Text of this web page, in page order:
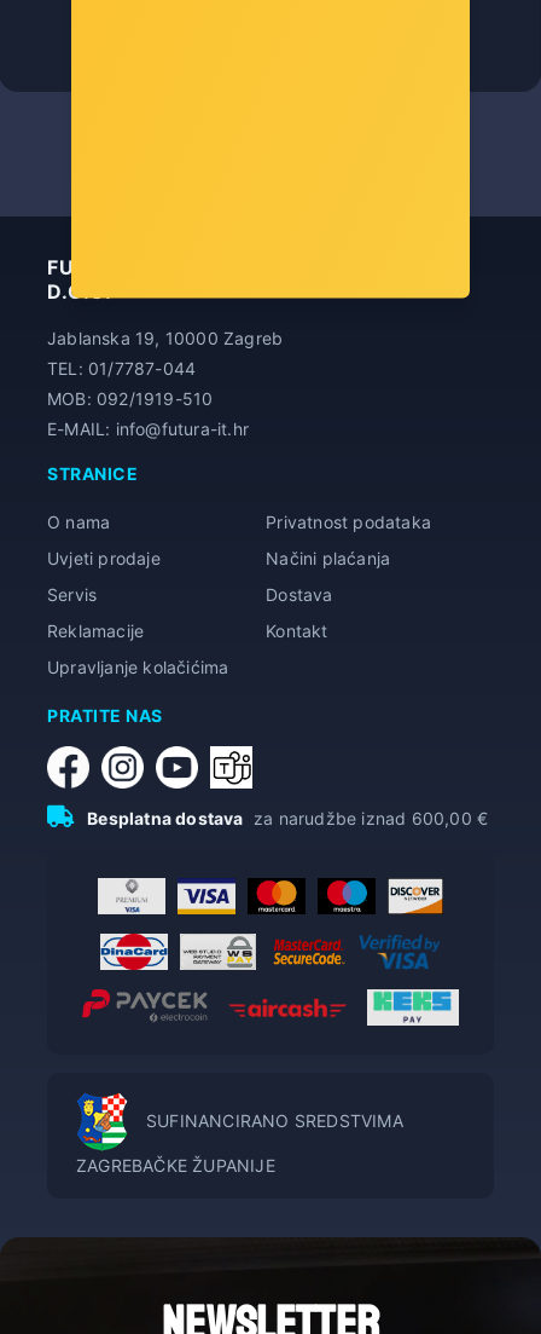
FUTURA INFORMATIČKA TEHNOLOGIJA
D.O.O.
Jablanska 19, 10000 Zagreb
TEL: 01/7787-044
MOB: 092/1919-510
E-MAIL: info@futura-it.hr
STRANICE
O nama
Privatnost podataka
Uvjeti prodaje
Načini plaćanja
Servis
Dostava
Reklamacije
Kontakt
Upravljanje kolačićima
PRATITE NAS
Besplatna dostava za narudžbe iznad 600,00 €
SUFINANCIRANO SREDSTVIMA
ZAGREBAČKE ŽUPANIJE